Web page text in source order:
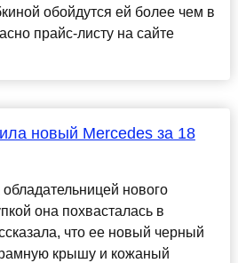
обойдутся ей более чем в
прайс-листу на сайте
новый Mercedes за 18
нового
она похвасталась в
что ее новый черный
крышу и кожаный